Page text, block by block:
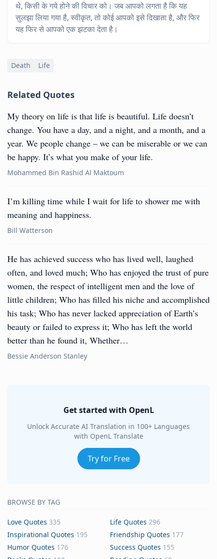
थे, किसी के गये होने की विचार को। जब आपको लगता है कि यह
सुलझा लिया गया है, स्वीकृत, तो कोई आपको इसे दिखाता है, और फिर
यह फिर से आपको एक झटका देता है।
Death Life
Related Quotes
My theory on life is that life is beautiful. Life doesn’t
change. You have a day, and a night, and a month, and a
year. We people change – we can be miserable or we can
be happy. It’s what you make of your life.
Mohammed Bin Rashid Al Maktoum
I’m killing time while I wait for life to shower me with
meaning and happiness.
Bill Watterson
He has achieved success who has lived well, laughed
often, and loved much; Who has enjoyed the trust of pure
women, the respect of intelligent men and the love of
little children; Who has filled his niche and accomplished
his task; Who has never lacked appreciation of Earth’s
beauty or failed to express it; Who has left the world
better than he found it, Whether…
Bessie Anderson Stanley
Get started with OpenL
Unlock Accurate AI Translation in 100+ Languages
with OpenL Translate
Try for Free
BROWSE BY TAG
Love Quotes 335 Life Quotes 296
Inspirational Quotes 195 Friendship Quotes 177
Humor Quotes 176 Success Quotes 155